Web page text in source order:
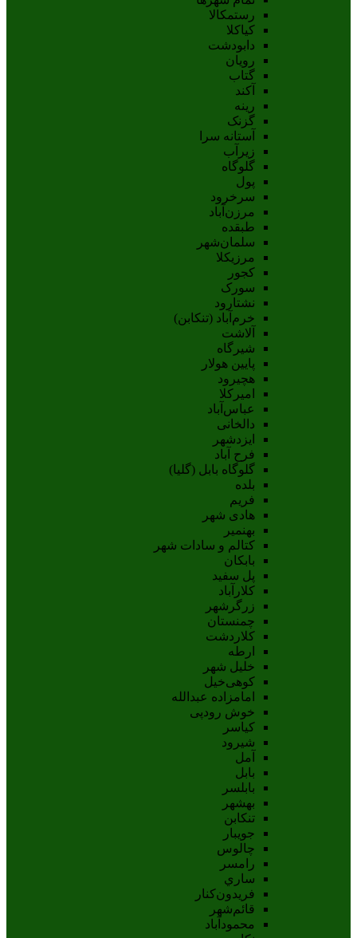
رستمکالا
کیاکلا
دابودشت
رویان
گتاب
آکند
رینه
گزنک
آستانه سرا
زیرآب
گلوگاه
پول
سرخرود
مرزن‌آباد
طبقده
سلمان‌شهر
مرزیکلا
کجور
سورک
نشتارود
خرم‌آباد (تنکابن)
آلاشت
شیرگاه
پایین هولار
هچیرود
امیرکلا
عباس‌آباد
دالخانی
ایزدشهر
فرح آباد
گلوگاه بابل (گلیا)
بلده
فریم
هادی شهر
بهنمیر
کتالم و سادات شهر
بابکان
پل سفید
کلارآباد
زرگرشهر
چمنستان
کلاردشت
ارطه
خلیل شهر
کوهی‌خیل
امامزاده عبدالله
خوش رودپی
کیاسر
شیرود
آمل
بابل
بابلسر
بهشهر
تنکابن
جويبار
چالوس
رامسر
ساري
فريدون‌کنار
قائم‌شهر
محمودآباد